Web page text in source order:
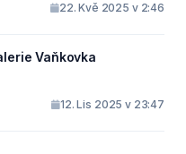
22. Kvě 2025 v 2:46
Vaňkovka
12. Lis 2025 v 23:47